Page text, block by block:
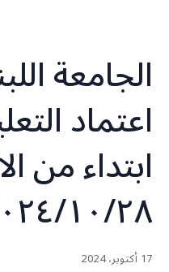
الجامعة
اعتماد
ابتداء من
٢٠٢٤/١٠/
17 أكتوبر، 2024